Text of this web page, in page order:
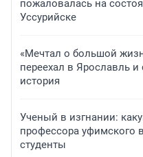
пожаловалась на
Уссурийске
«Мечтал о большой
переехал в Ярославль
история
Ученый в изгнании:
профессора уфимского
студенты